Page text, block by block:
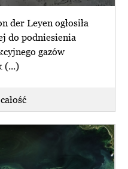
der Leyen ogłosiła
do podniesienia
gazów
(...)